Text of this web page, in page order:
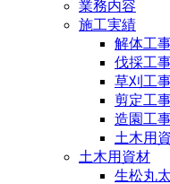
業務内容
施工実績
解体工
伐採工
草刈工
剪定工
造園工
土木用
土木用資材
生松丸